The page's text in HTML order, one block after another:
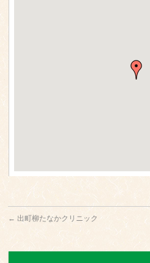
← 出町柳たなかクリニック